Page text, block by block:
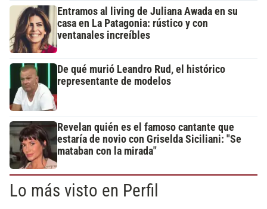
Entramos al living de Juliana Awada en su
casa en La Patagonia: rústico y con
ventanales increíbles
De qué murió Leandro Rud, el histórico
representante de modelos
Revelan quién es el famoso cantante que
estaría de novio con Griselda Siciliani: "Se
mataban con la mirada"
Lo más visto en Perfil